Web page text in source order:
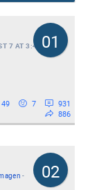
01
7 AT 3:42 PM
49 7
931
886
02
-